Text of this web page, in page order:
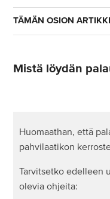
URHEILU
TÄMÄN OSION
Mitä tapahtuu, jos
Miten hyvitys
Mistä löydän
Huomaathan, että
pahvilaatikon
Tarvitsetko edelleen
olevia ohjeita: